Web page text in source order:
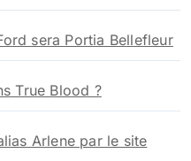
sera Portia Bellefleur
True Blood ?
Arlene par le site